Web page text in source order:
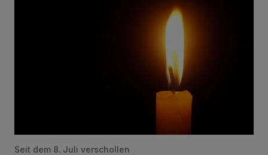
Seit dem 8. Juli verschollen